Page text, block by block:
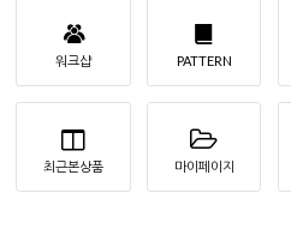
워크샵 PATTERN
최근본상품 마이페이지